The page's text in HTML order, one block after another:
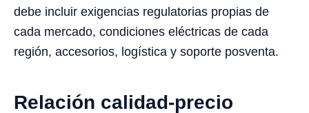
debe incluir exigencias regulatorias propias de
cada mercado, condiciones eléctricas de cada
región, accesorios, logística y soporte posventa.
Relación calidad-precio